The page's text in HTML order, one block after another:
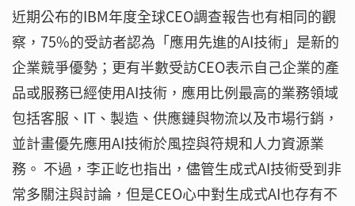
近期公布的IBM年度全球CEO調查報告也有相同的觀
察，75%的受訪者認為「應用先進的AI技術」是新的
企業競爭優勢；更有半數受訪CEO表示自己企業的產
品或服務已經使用AI技術，應用比例最高的業務領域
包括客服、IT、製造、供應鏈與物流以及市場行銷，
並計畫優先應用AI技術於風控與符規和人力資源業
務。 不過，李正屹也指出，儘管生成式AI技術受到非
常多關注與討論，但是CEO心中對生成式AI也存有不